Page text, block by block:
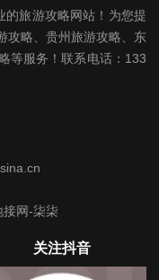
的旅游攻略网站！为您提
攻略、贵州旅游攻略、东
等服务！联系电话：133
接网-柒柒
关注抖音